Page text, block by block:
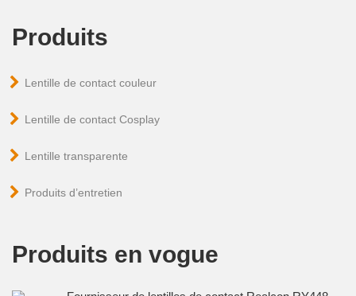
Produits
Lentille de contact couleur
Lentille de contact Cosplay
Lentille transparente
Produits d’entretien
Produits en vogue